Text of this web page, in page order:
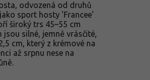
odvozená od druhů
sport hosty 'Francee'
široký trs 45–55 cm
jsou silné, jemně vrásčité,
cm, který z krémové na
až srpnu nese na